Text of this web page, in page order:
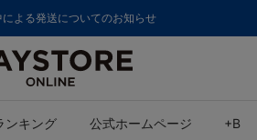
による発送についてのお知らせ
ンキング 公式ホームページ +B